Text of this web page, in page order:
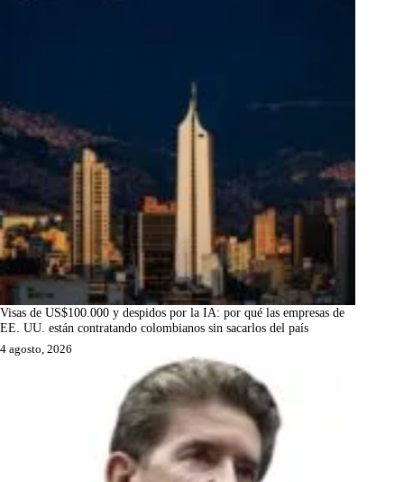
Visas de US$100.000 y despidos por la IA: por qué las empresas de
EE. UU. están contratando colombianos sin sacarlos del país
4 agosto, 2026